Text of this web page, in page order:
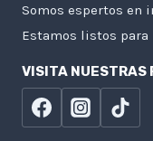
Somos espertos en
Estamos listos
VISITA NUESTRAS